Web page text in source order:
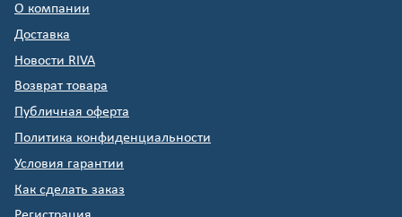
О компании
Доставка
Новости RIVA
Возврат товара
Публичная оферта
Политика конфиденциальности
Условия гарантии
Как сделать заказ